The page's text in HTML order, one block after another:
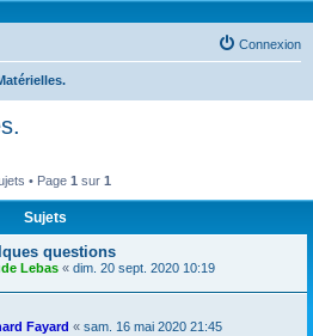
Connexion
• Page 1 sur 1
Sujets
questions
Lebas « dim. 20 sept. 2020 10:19
Fayard « sam. 16 mai 2020 21:45